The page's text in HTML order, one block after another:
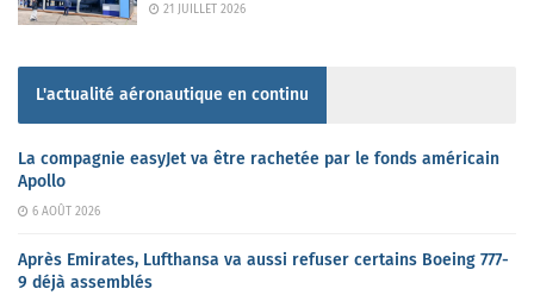
21 JUILLET 2026
L'actualité aéronautique en continu
La compagnie easyJet va être rachetée par le fonds américain
Apollo
6 AOÛT 2026
Après Emirates, Lufthansa va aussi refuser certains Boeing 777-
9 déjà assemblés